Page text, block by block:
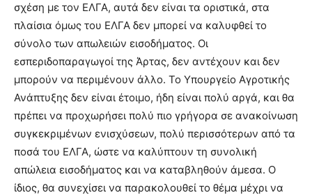
σχέση με τον ΕΛΓΑ, αυτά δεν είναι τα οριστικά, στα
πλαίσια όμως του ΕΛΓΑ δεν μπορεί να καλυφθεί το
σύνολο των απωλειών εισοδήματος. Οι
εσπεριδοπαραγωγοί της Άρτας, δεν αντέχουν και δεν
μπορούν να περιμένουν άλλο. Το Υπουργείο Αγροτικής
Ανάπτυξης δεν είναι έτοιμο, ήδη είναι πολύ αργά, και θα
πρέπει να προχωρήσει πολύ πιο γρήγορα σε ανακοίνωση
συγκεκριμένων ενισχύσεων, πολύ περισσότερων από τα
ποσά του ΕΛΓΑ, ώστε να καλύπτουν τη συνολική
απώλεια εισοδήματος και να καταβληθούν άμεσα. Ο
ίδιος, θα συνεχίσει να παρακολουθεί το θέμα μέχρι να